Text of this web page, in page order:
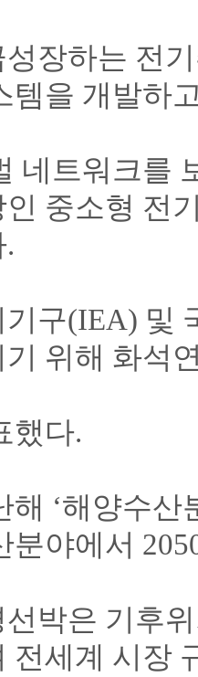
장하는 전
템을 개발하
네트워크를
중소형 전
.
구(IEA) 및
위해 화석
했다.
해 ‘해양수산
분야에서
박은 기후
전세계 시장